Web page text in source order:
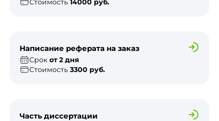
Стоимость 14000 руб.
Написание реферата на заказ
Срок от 2 дня
Стоимость 3300 руб.
Часть диссертации